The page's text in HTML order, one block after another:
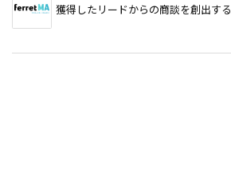
獲得したリードからの商談を創出する